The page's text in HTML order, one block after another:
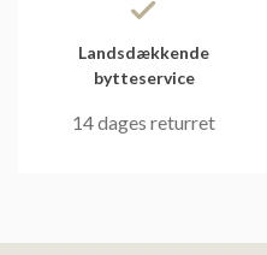
Landsdækkende
bytteservice
14 dages returret